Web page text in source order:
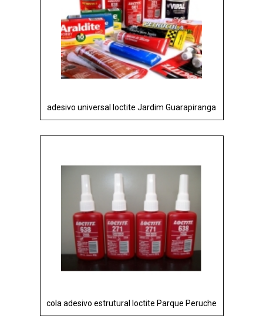
adesivo universal loctite Jardim Guarapiranga
cola adesivo estrutural loctite Parque Peruche